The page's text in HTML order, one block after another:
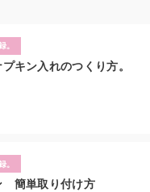
。
キン入れのつくり方。
。
簡単取り付け方